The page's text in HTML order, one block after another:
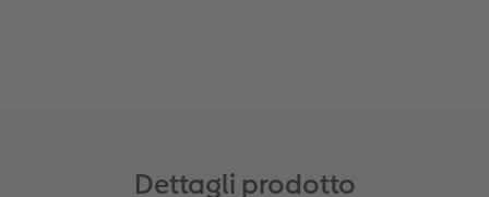
Dettagli prodotto